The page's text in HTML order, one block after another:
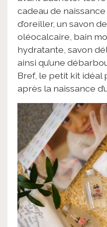
cadeau de
d’oreiller, un savon
oléocalcaire, bain
hydratante, savon
ainsi qu’une
Bref, le petit kit idéal
après la naissance